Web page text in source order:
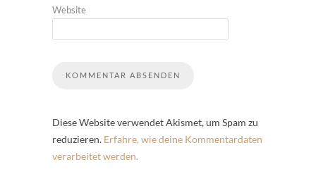
Website
Diese Website verwendet Akismet, um Spam zu
reduzieren. Erfahre, wie deine Kommentardaten
verarbeitet werden.